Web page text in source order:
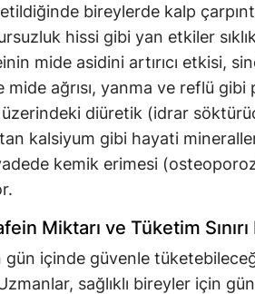
bireylerde kalp
hissi gibi yan etkiler
mide asidini artırıcı etkisi,
mide ağrısı, yanma ve reflü gibi
diüretik (idrar
kalsiyum gibi hayati
kemik erimesi
Miktarı ve Tüketim Sınırı
gün içinde güvenle
sağlıklı bireyler için